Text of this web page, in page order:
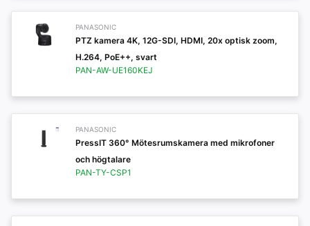
PANASONIC
PTZ kamera 4K, 12G-SDI, HDMI, 20x optisk zoom,
H.264, PoE++, svart
PAN-AW-UE160KEJ
PANASONIC
PressIT 360° Mötesrumskamera med mikrofoner
och högtalare
PAN-TY-CSP1